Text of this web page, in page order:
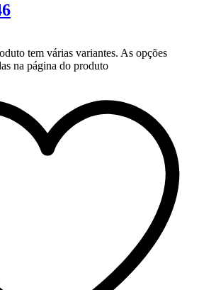
tem várias variantes. As opções
na página do produto